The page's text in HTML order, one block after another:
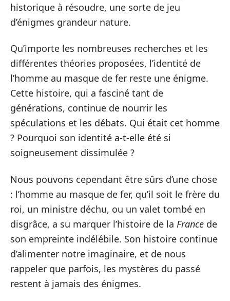
historique à résoudre, une sorte de jeu
d’énigmes grandeur nature.
Qu’importe les nombreuses recherches et les
différentes théories proposées, l’identité de
l’homme au masque de fer reste une énigme.
Cette histoire, qui a fasciné tant de
générations, continue de nourrir les
spéculations et les débats. Qui était cet homme
? Pourquoi son identité a-t-elle été si
soigneusement dissimulée ?
Nous pouvons cependant être sûrs d’une chose
: l’homme au masque de fer, qu’il soit le frère du
roi, un ministre déchu, ou un valet tombé en
disgrâce, a su marquer l’histoire de la France de
son empreinte indélébile. Son histoire continue
d’alimenter notre imaginaire, et de nous
rappeler que parfois, les mystères du passé
restent à jamais des énigmes.